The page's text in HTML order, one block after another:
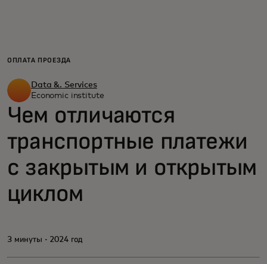
Для бизнеса
Для всего мира
Для новаторов
Новости и тренды
ОПЛАТА ПРОЕЗДА
Data &. Services
Economic institute
Чем отличаются
транспортные платежи
с закрытым и открытым
циклом
3 минуты · 2024 год